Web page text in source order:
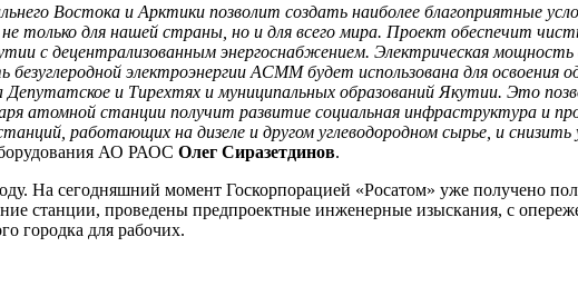
Востока и Арктики позволит создать наиболее благоприятные
только для нашей страны, но и для всего мира. Проект обеспечит
с децентрализованным энергоснабжением. Электрическая
электроэнергии АСММ будет использована для освоения
и Тирехтях и муниципальных образований Якутии. Это
атомной станции получит развитие социальная инфраструктура
работающих на дизеле и другом углеводородном сырье, и снизить
АО РАОС Олег Сиразетдинов.
На сегодняшний момент Госкорпорацией «Росатом» уже получено
станции, проведены предпроектные инженерные изыскания, с
городка для рабочих.